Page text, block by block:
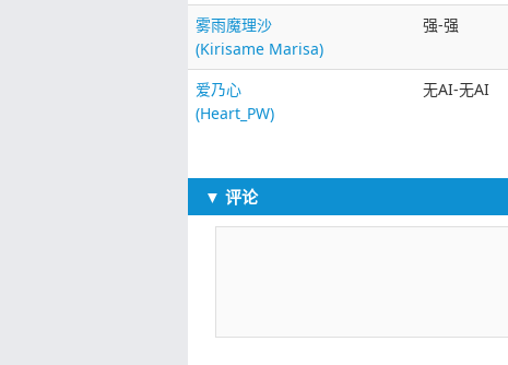
雾雨魔理沙
(Kirisame Marisa)
强-强
爱乃心
(Heart_PW)
无AI-无AI
▼ 评论